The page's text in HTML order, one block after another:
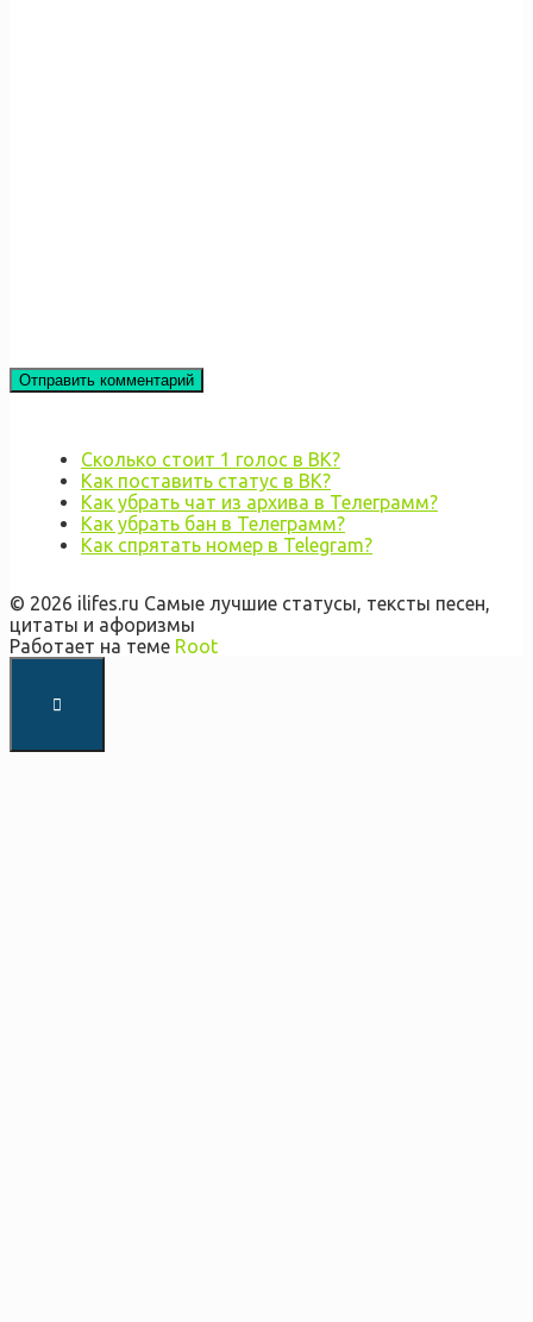
Сколько стоит 1 голос в ВК?
Как поставить статус в ВК?
Как убрать чат из архива в Телеграмм?
Как убрать бан в Телеграмм?
Как спрятать номер в Telegram?
© 2026 ilifes.ru Самые лучшие статусы, тексты песен,
цитаты и афоризмы
Работает на теме Root